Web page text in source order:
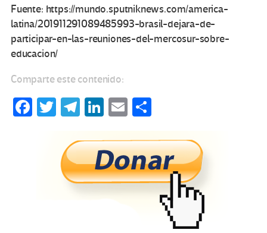
Fuente: https://mundo.sputniknews.com/america-
latina/201911291089485993-brasil-dejara-de-
participar-en-las-reuniones-del-mercosur-sobre-
educacion/
Comparte este contenido:
Fa T
tt
er
Te
gr
a
m
Li
ke
dI
n
E
ail m
p
ar
tir